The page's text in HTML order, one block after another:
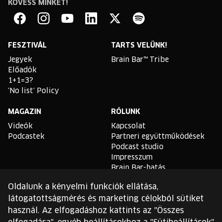
Brain
Bar
KÖVESS MINKET!
FESZTIVÁL
Jegyek
Előadók
1+1=3?
'No list' Policy
TARTS VELÜNK!
Brain Bar™ Tribe
MAGAZIN
Videók
Podcastek
RÓLUNK
Kapcsolat
Partneri együttműködések
Podcast studio
Impresszum
Brain Bar-hatás
TLDR
Általános Szerződési
Feltételek
Oldalunk a kényelmi funkciók ellátása,
látogatottságmérés és marketing célokból sütiket
használ. Az elfogadáshoz kattints az "Összes